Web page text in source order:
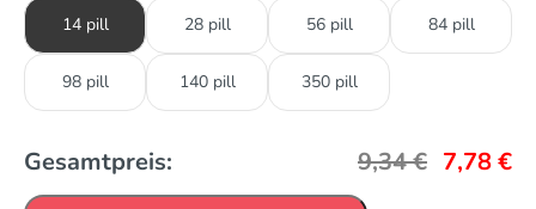
14 pill 28 pill 56 pill 84 pill
98 pill 140 pill 350 pill
Gesamtpreis: 9,34€ 7,78€